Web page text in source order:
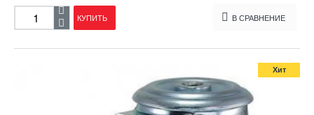
КУПИТЬ В СРАВНЕНИЕ
Хит